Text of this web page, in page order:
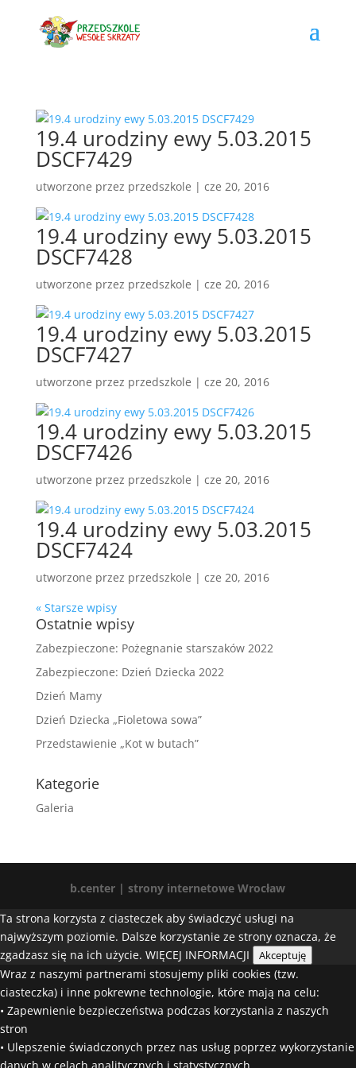
19.4 urodziny ewy 5.03.2015
DSCF7429
utworzone przez przedszkole | cze 20, 2016
19.4 urodziny ewy 5.03.2015
DSCF7428
utworzone przez przedszkole | cze 20, 2016
19.4 urodziny ewy 5.03.2015
DSCF7427
utworzone przez przedszkole | cze 20, 2016
19.4 urodziny ewy 5.03.2015
DSCF7426
utworzone przez przedszkole | cze 20, 2016
19.4 urodziny ewy 5.03.2015
DSCF7424
utworzone przez przedszkole | cze 20, 2016
« Starsze wpisy
Ostatnie wpisy
Zabezpieczone: Pożegnanie starszaków 2022
Zabezpieczone: Dzień Dziecka 2022
Dzień Mamy
Dzień Dziecka „Fioletowa sowa”
Przedstawienie „Kot w butach”
Kategorie
Galeria
b.center | strony internetowe Wrocław
Ta strona korzysta z ciasteczek aby świadczyć usługi na
najwyższym poziomie. Dalsze korzystanie ze strony oznacza, że
zgadzasz się na ich użycie. WIĘCEJ INFORMACJI Akceptuję
Wraz z naszymi partnerami stosujemy pliki cookies (tzw.
ciasteczka) i inne pokrewne technologie, które mają na celu:
• Zapewnienie bezpieczeństwa podczas korzystania z naszych
stron
• Ulepszenie świadczonych przez nas usług poprzez wykorzystanie